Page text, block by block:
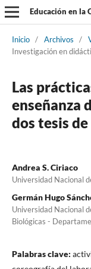
Educación en la
Inicio / Archivos /
Investigación en
Las
enseñanza
dos tesis
Andrea S. Ciriaco
Universidad Nacional
Germán Hugo
Universidad Nacional
Biológicas -
Palabras clave: